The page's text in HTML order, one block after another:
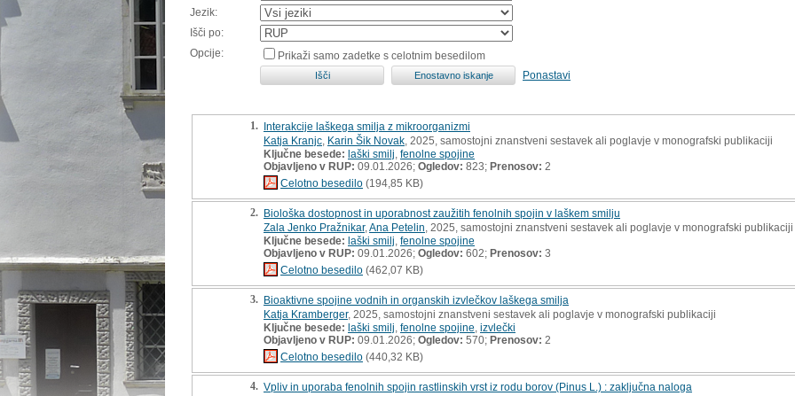
Jezik:
Išči po:
Opcije:
Prikaži samo zadetke s celotnim besedilom
Ponastavi
1. Interakcije laškega smilja z mikroorganizmi
Katja Kranjc Karin Šik Novak , 2025, samostojni znanstveni sestavek ali poglavje v monografski publikaciji
Ključne besede: laški smilj fenolne spojine
Objavljeno v RUP: 09.01.2026; Ogledov: 823; Prenosov: 2
Celotno besedilo (194,85 KB)
2. Biološka dostopnost in uporabnost zaužitih fenolnih spojin v laškem smilju
Zala Jenko Pražnikar, Ana Petelin , 2025, samostojni znanstveni sestavek ali poglavje v monografski publikaciji
Ključne besede: laški smilj fenolne spojine
Objavljeno v RUP: 09.01.2026; Ogledov: 602; Prenosov: 3
Celotno besedilo (462,07 KB)
3. Bioaktivne spojine vodnih in organskih izvlečkov laškega smilja
Katja Kramberger, 2025, samostojni znanstveni sestavek ali poglavje v monografski publikaciji
Ključne besede: laški smilj fenolne spojine izvlečki
Objavljeno v RUP: 09.01.2026; Ogledov: 570; Prenosov: 2
Celotno besedilo (440,32 KB)
4. Vpliv in uporaba fenolnih spojin rastlinskih vrst iz rodu borov (Pinus L.) : zaključna naloga